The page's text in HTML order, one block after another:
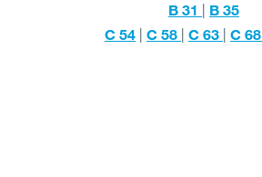
B 31
B 35
C 54 C 58 C 63 C 68